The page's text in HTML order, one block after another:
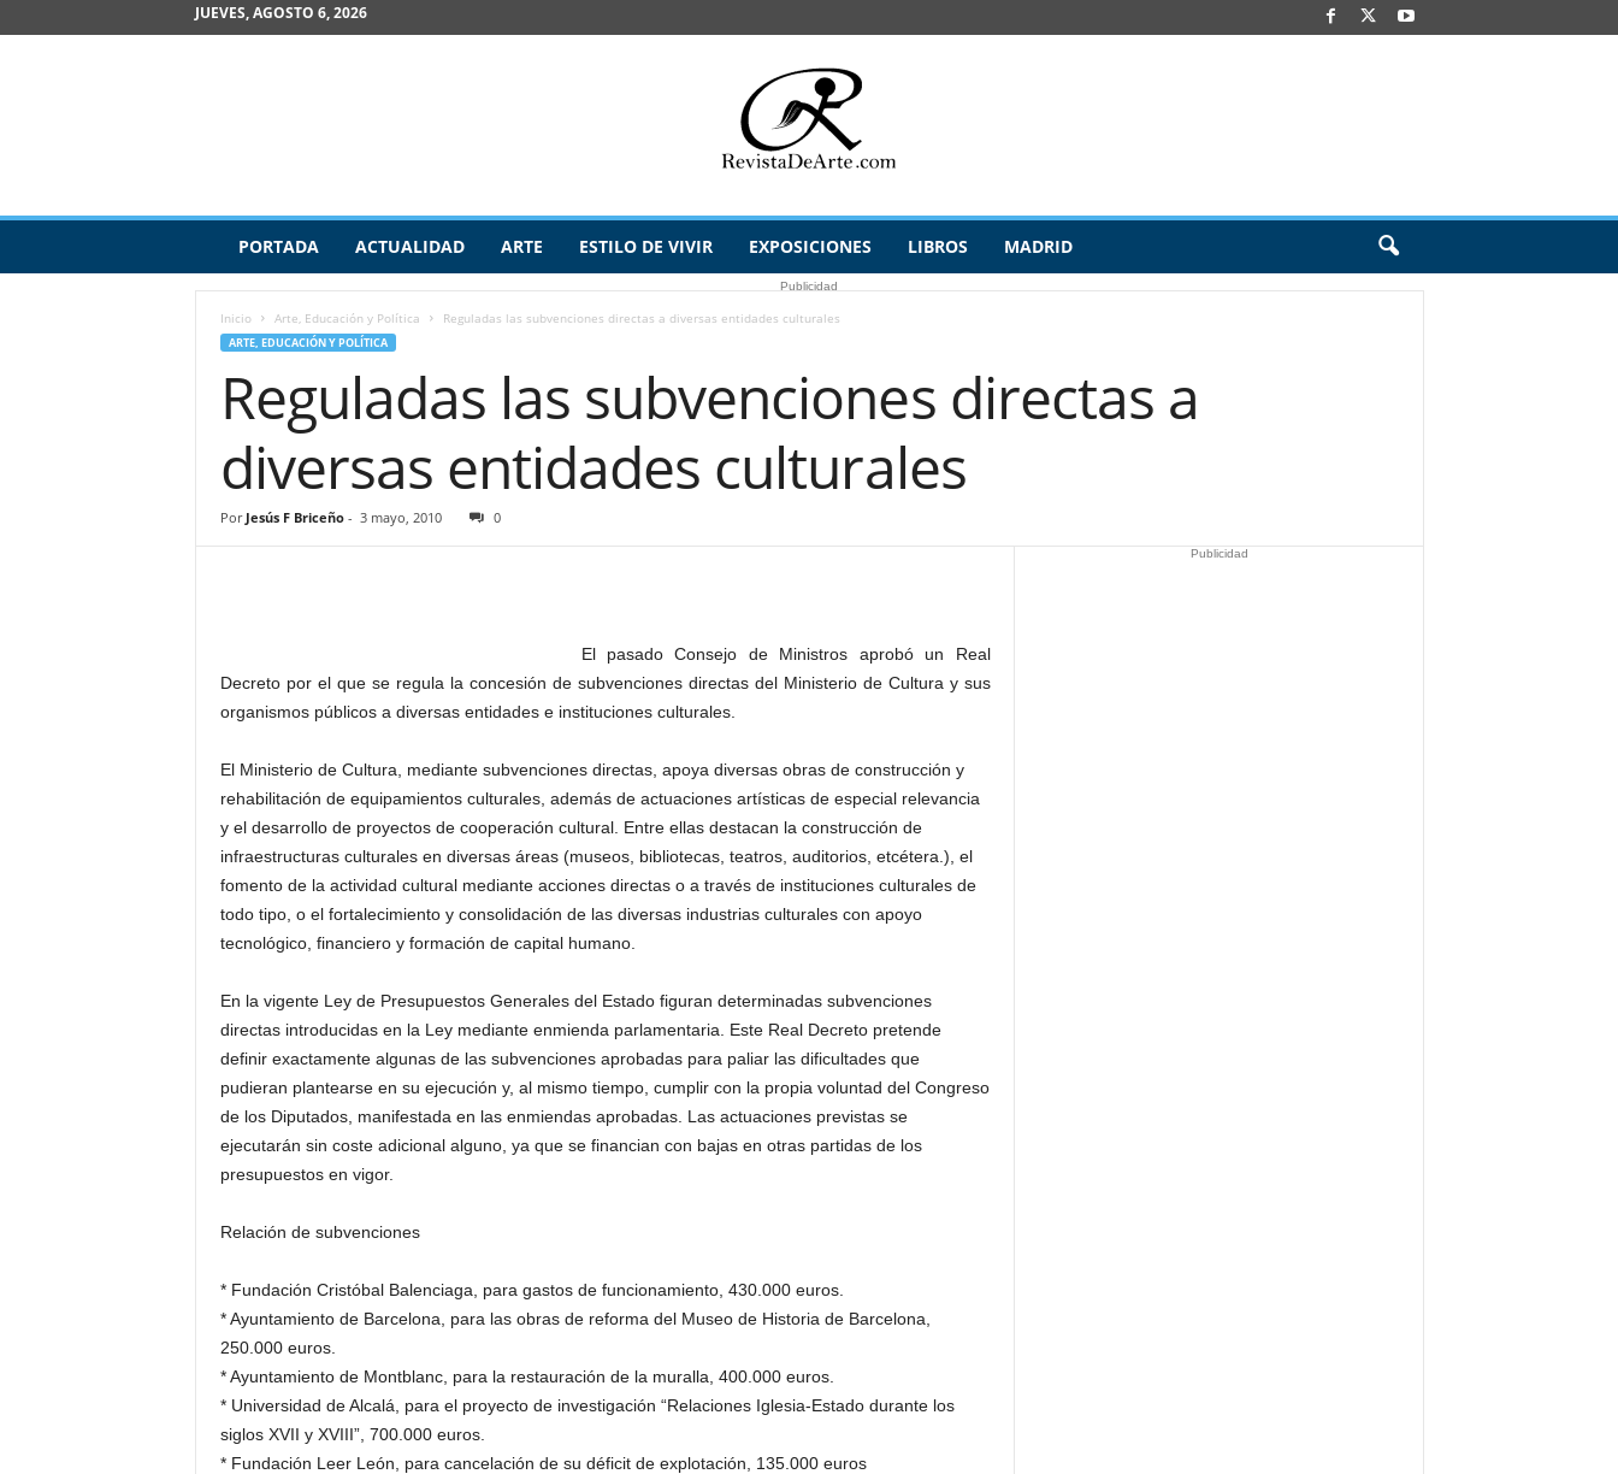
JUEVES, AGOSTO 6, 2026
v
PORTADA ACTUALIDAD ARTE ESTILO DE VIVIR EXPOSICIONES LIBROS MADRID
Publicidad
Inicio Arte, Educación y Política Reguladas las subvenciones directas a diversas entidades culturales
ARTE, EDUCACIÓN Y POLÍTICA
Reguladas las subvenciones directas a
diversas entidades culturales
Por Jesús F Briceño- 3 mayo, 2010 0
El pasado Consejo de Ministros aprobó un Real
Decreto por el que se regula la concesión de subvenciones directas del Ministerio de Cultura y sus
organismos públicos a diversas entidades e instituciones culturales.
El Ministerio de Cultura, mediante subvenciones directas, apoya diversas obras de construcción y
rehabilitación de equipamientos culturales, además de actuaciones artísticas de especial relevancia
y el desarrollo de proyectos de cooperación cultural. Entre ellas destacan la construcción de
infraestructuras culturales en diversas áreas (museos, bibliotecas, teatros, auditorios, etcétera.), el
fomento de la actividad cultural mediante acciones directas o a través de instituciones culturales de
todo tipo, o el fortalecimiento y consolidación de las diversas industrias culturales con apoyo
tecnológico, financiero y formación de capital humano.
En la vigente Ley de Presupuestos Generales del Estado figuran determinadas subvenciones
directas introducidas en la Ley mediante enmienda parlamentaria. Este Real Decreto pretende
definir exactamente algunas de las subvenciones aprobadas para paliar las dificultades que
pudieran plantearse en su ejecución y, al mismo tiempo, cumplir con la propia voluntad del Congreso
de los Diputados, manifestada en las enmiendas aprobadas. Las actuaciones previstas se
ejecutarán sin coste adicional alguno, ya que se financian con bajas en otras partidas de los
presupuestos en vigor.
Relación de subvenciones
* Fundación Cristóbal Balenciaga, para gastos de funcionamiento, 430.000 euros.
* Ayuntamiento de Barcelona, para las obras de reforma del Museo de Historia de Barcelona,
250.000 euros.
* Ayuntamiento de Montblanc, para la restauración de la muralla, 400.000 euros.
* Universidad de Alcalá, para el proyecto de investigación “Relaciones Iglesia-Estado durante los
siglos XVII y XVIII”, 700.000 euros.
* Fundación Leer León, para cancelación de su déficit de explotación, 135.000 euros
Publicidad